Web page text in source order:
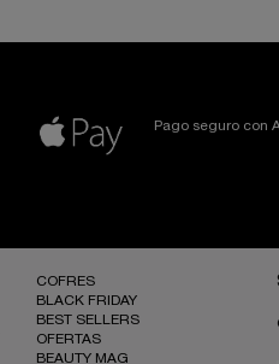
Pago seguro con
COFRES
BLACK FRIDAY
BEST SELLERS
OFERTAS
BEAUTY MAG